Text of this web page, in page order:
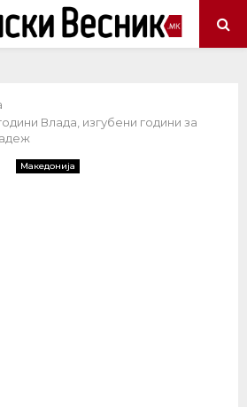
Влада, изгубени години за
Македонија